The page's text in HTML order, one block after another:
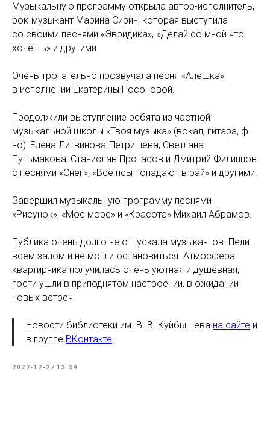
Музыкальную программу открыла автор-исполнитель,
рок-музыкант Марина Сирин, которая выступила
со своими песнями «Эвридика», «Делай со мной что
хочешь» и другими.
Очень трогательно прозвучала песня «Алешка»
в исполнении Екатерины Носоновой.
Продолжили выступление ребята из частной
музыкальной школы «Твоя музыка» (вокал, гитара, ф-
но): Елена Литвинова-Петрищева, Светлана
Путьмакова, Станислав Протасов и Дмитрий Филиппов
с песнями «Снег», «Все псы попадают в рай» и другими.
Завершил музыкальную программу песнями
«Рисунок», «Мое море» и «Красота» Михаил Абрамов.
Публика очень долго не отпускала музыкантов. Пели
всем залом и не могли остановиться. Атмосфера
квартирника получилась очень уютная и душевная,
гости ушли в приподнятом настроении, в ожидании
новых встреч.
Новости библиотеки им. В. В. Куйбышева на сайте и
в группе ВКонтакте
2022-12-27 13:39